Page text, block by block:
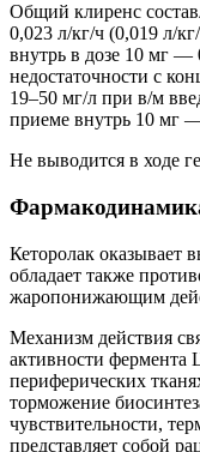
Общий клиренс
0,023 л/кг/ч (0,019 л/
внутрь в дозе 10 мг —
недостаточности с
19–50 мг/л при в/м
приеме внутрь 10 мг
Не выводится в ходе
Кеторолак оказывает
обладает также
жаропонижающим
Механизм действия
активности фермента
периферических
торможение
чувствительности,
представляет собой